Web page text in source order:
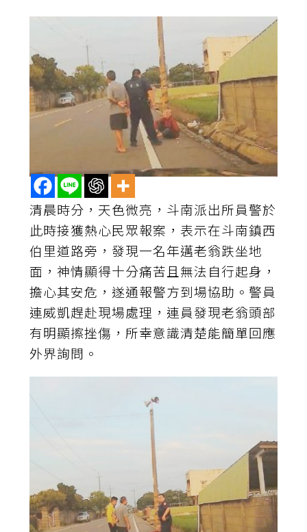
清晨時分，天色微亮，斗南派出所員警於
此時接獲熱心民眾報案，表示在斗南鎮西
伯里道路旁，發現一名年邁老翁跌坐地
面，神情顯得十分痛苦且無法自行起身，
擔心其安危，遂通報警方到場協助。警員
連威凱趕赴現場處理，連員發現老翁頭部
有明顯擦挫傷，所幸意識清楚能簡單回應
外界詢問。